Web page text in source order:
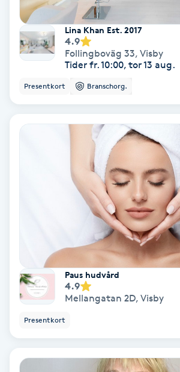
Gravidmassage
Gravidyoga
Gruppträning
Herrklippning
HIFU
Hot Stone Massage
Lina Khan Est. 2017
4.9
Follingboväg 33, Visby
Tider fr. 10:00, tor 13 aug.
Presentkort Branschorg.
Paus hudvård
4.9
Mellangatan 2D, Visby
Presentkort